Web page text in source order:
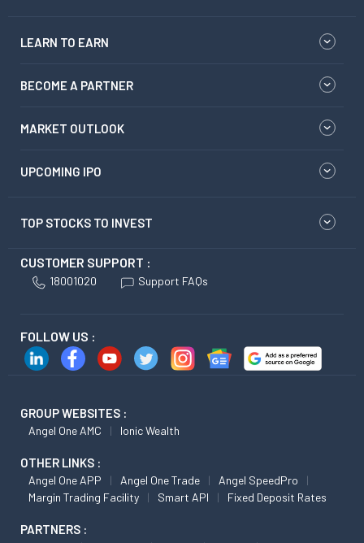
LEARN TO EARN
BECOME A PARTNER
MARKET OUTLOOK
UPCOMING IPO
TOP STOCKS TO INVEST
CUSTOMER SUPPORT :
18001020 Support FAQs
FOLLOW US :
GROUP WEBSITES :
Angel One AMC Ionic Wealth
OTHER LINKS :
Angel One APP Angel One Trade
Angel SpeedPro
Margin Trading Facility
Smart API Fixed Deposit Rates
PARTNERS :